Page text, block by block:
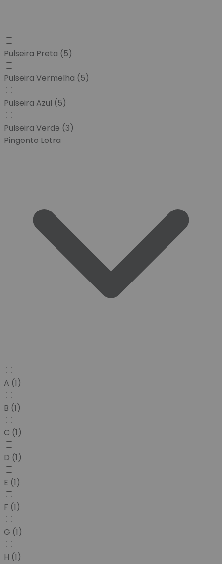
Pulseira Preta (5)
Pulseira Vermelha (5)
Pulseira Azul (5)
Pulseira Verde (3)
Pingente Letra
A (1)
B (1)
C (1)
D (1)
E (1)
F (1)
G (1)
H (1)